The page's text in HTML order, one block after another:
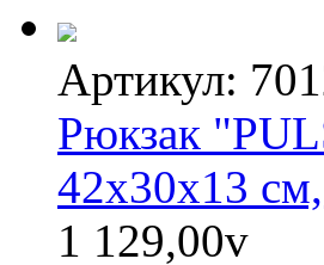
Артикул:
Рюкзак
42х30х13
1 129,00v